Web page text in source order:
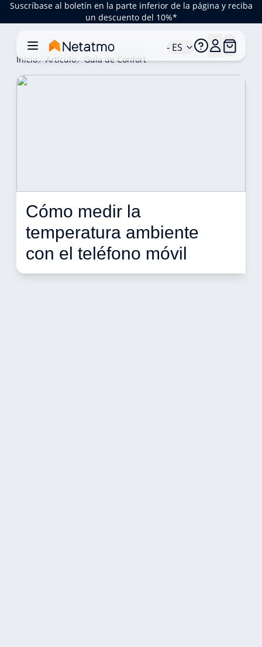
Suscríbase al boletín en la parte inferior de la página y reciba
un descuento del 10%*
- ES
Inicio Artículo Guía de Confort
Cómo medir la
temperatura ambiente
con el teléfono móvil